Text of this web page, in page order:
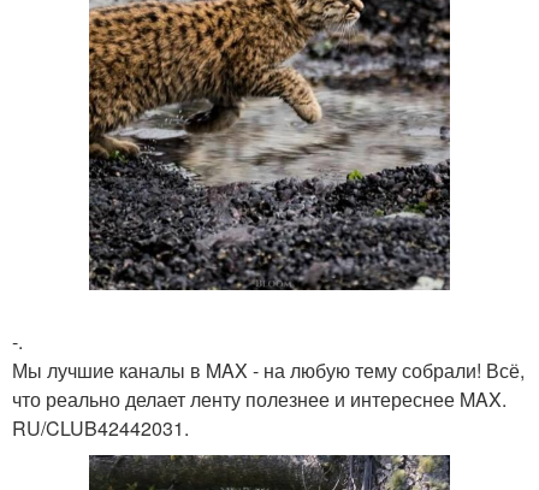
-.
Мы лучшие каналы в MAX - на любую тему собрали! Всё,
что реально делает ленту полезнее и интереснее MAX.
RU/CLUB42442031.